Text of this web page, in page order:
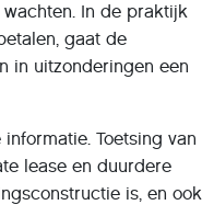
In de praktijk
gaat de
in uitzonderingen een
Toetsing van
lease en duurdere
is, en ook